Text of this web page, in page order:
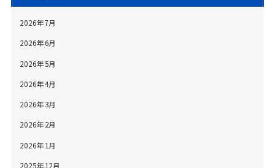
2026年7月
2026年6月
2026年5月
2026年4月
2026年3月
2026年2月
2026年1月
2025年12月